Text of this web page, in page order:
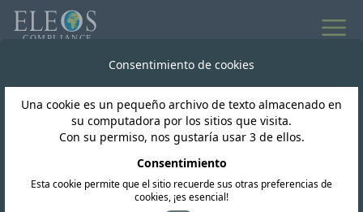
SERVICIOS DE CUMPLIMIENTO
Certificación RF
internacional
Consentimiento de cookies
Una cookie es un pequeño archivo de texto almacenado en
su computadora por los sitios que visita.
Con su permiso, nos gustaría usar 3 de ellos.
Consentimiento
Esta cookie permite que el sitio recuerde sus otras preferencias de
cookies, ¡es esencial!